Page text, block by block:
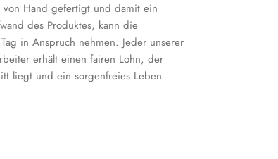
von Hand gefertigt und damit ein
des Produktes, kann die
in Anspruch nehmen. Jeder unserer
erhält einen fairen Lohn, der
liegt und ein sorgenfreies Leben